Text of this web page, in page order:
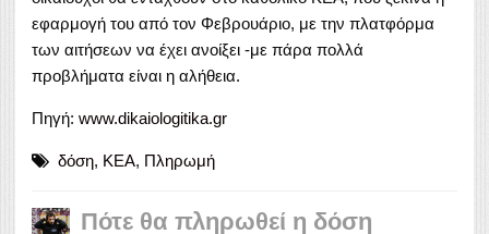
εφαρμογή του από τον Φεβρουάριο, με την πλατφόρμα
των αιτήσεων να έχει ανοίξει -με πάρα πολλά
προβλήματα είναι η αλήθεια.
Πηγή: www.dikaiologitika.gr
δόση, ΚΕΑ, Πληρωμή
Πότε θα πληρωθεί η δόση